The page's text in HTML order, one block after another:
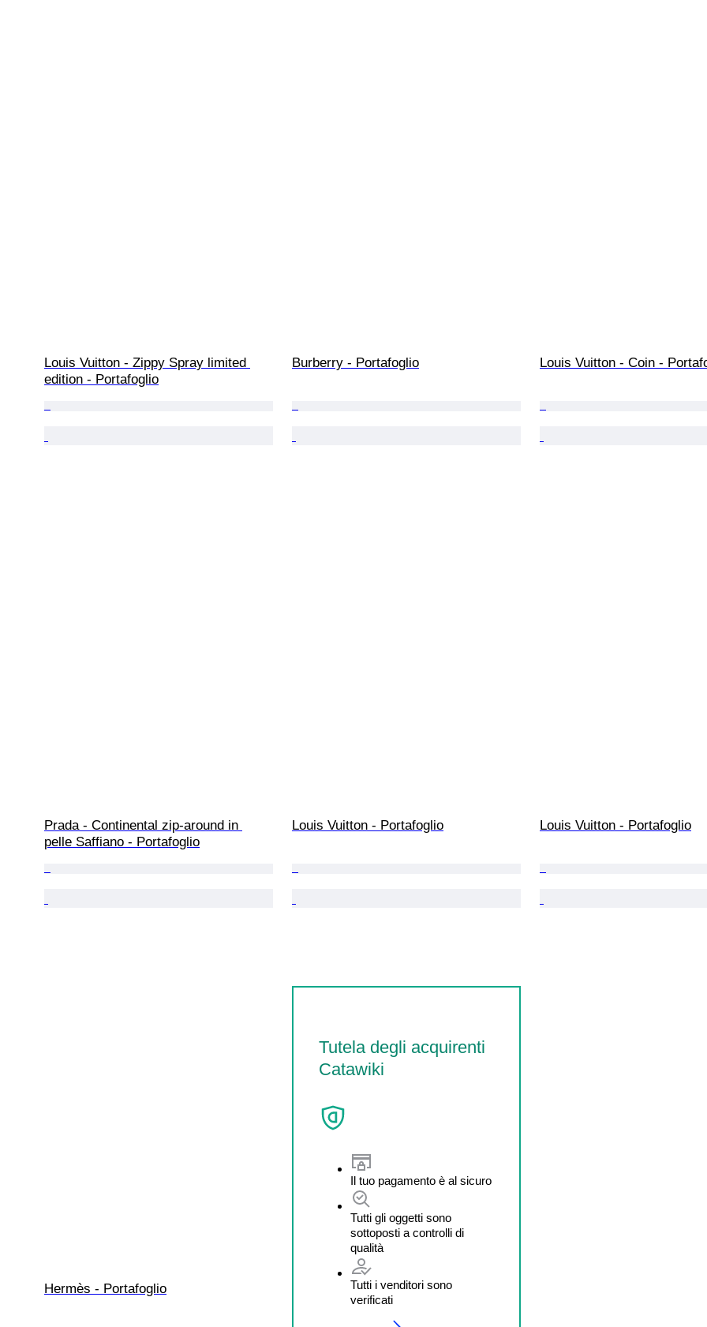
Louis Vuitton - Zippy Spray limited
edition - Portafoglio
Burberry - Portafoglio Louis Vuitton - Coin -
Prada - Continental zip-around in
pelle Saffiano - Portafoglio
Louis Vuitton - Portafoglio Louis Vuitton - Portafoglio
Hermès - Portafoglio
Tutela degli acquirenti
Catawiki
Il tuo pagamento è al sicuro
Tutti gli oggetti sono
sottoposti a controlli di
qualità
Tutti i venditori sono
verificati